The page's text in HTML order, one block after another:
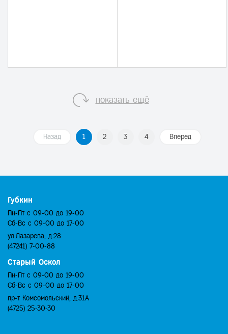
показать ещё
Назад 1 2 3 4 Вперед
Губкин
Пн-Пт с 09-00 до 19-00
Сб-Вс с 09-00 до 17-00
ул.Лазарева, д.28
(47241) 7-00-88
Старый Оскол
Пн-Пт с 09-00 до 19-00
Сб-Вс с 09-00 до 17-00
пр-т Комсомольский, д.31А
(4725) 25-30-30